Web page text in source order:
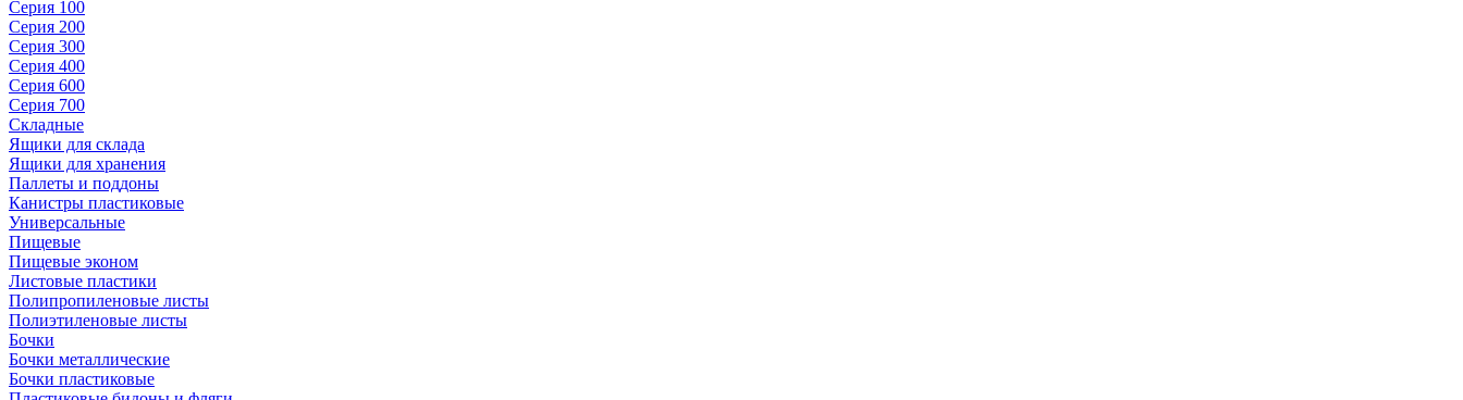
Серия 100
Серия 200
Серия 300
Серия 400
Серия 600
Серия 700
Складные
Ящики для склада
Ящики для хранения
Паллеты и поддоны
Канистры пластиковые
Универсальные
Пищевые
Пищевые эконом
Листовые пластики
Полипропиленовые листы
Полиэтиленовые листы
Бочки
Бочки металлические
Бочки пластиковые